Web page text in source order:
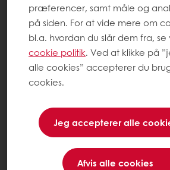
Smagskoncentrater
items
præferencer, samt måle og
på siden. For at vide mere om
bl.a. hvordan du slår dem fra, se
cookie politik. Ved at klikke på
alle cookies” accepterer du
cookies.
Jeg accepterer alle
Afvis alle cookies